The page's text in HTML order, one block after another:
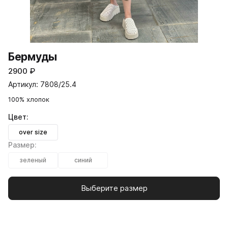
Бермуды
2900 ₽
Артикул: 7808/25.4
100% хлопок
Цвет:
over size
Размер:
зеленый синий
Выберите размер